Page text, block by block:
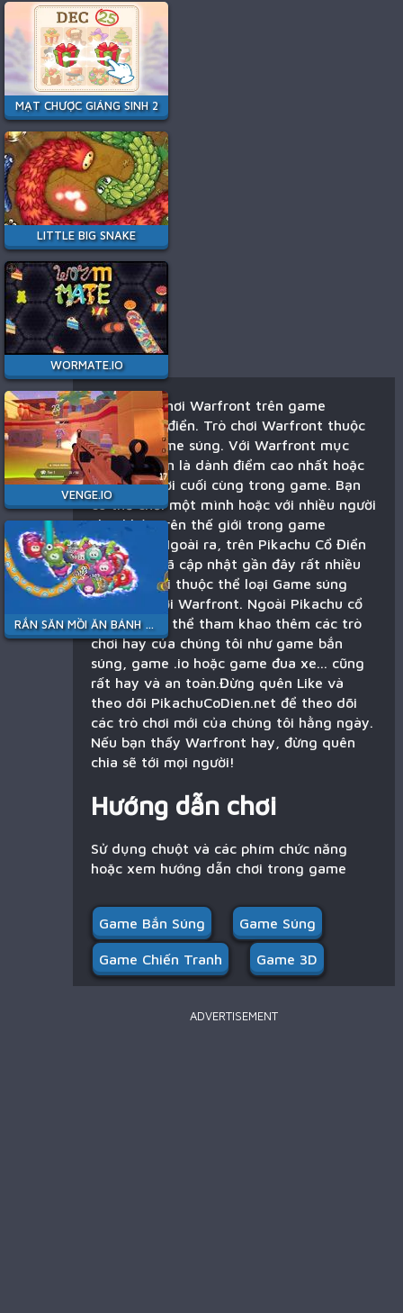
MẠT CHƯỢC GIÁNG SINH 2
LITTLE BIG SNAKE
WORMATE.IO
VENGE.IO
RẮN SĂN MỒI ĂN BÁNH KẸO
Bạn đang chơi Warfront trên game
Pikachu cổ điển. Trò chơi Warfront thuộc
thể loại Game súng. Với Warfront mục
tiêu của bạn là dành điểm cao nhất hoặc
là người chơi cuối cùng trong game. Bạn
có thể chơi một mình hoặc với nhiều người
chơi khác trên thế giới trong game
Warfront. Ngoài ra, trên Pikachu Cổ Điển
chúng tôi đã cập nhật gần đây rất nhiều
trò chơi mới thuộc thể loại Game súng
tương tự với Warfront. Ngoài Pikachu cổ
điển bạn có thể tham khao thêm các trò
chơi hay của chúng tôi như game bắn
súng, game .io hoặc game đua xe... cũng
rất hay và an toàn.Đừng quên Like và
theo dõi PikachuCoDien.net để theo dõi
các trò chơi mới của chúng tôi hằng ngày.
Nếu bạn thấy Warfront hay, đừng quên
chia sẽ tới mọi người!
Hướng dẫn chơi
Sử dụng chuột và các phím chức năng
hoặc xem hướng dẫn chơi trong game
Game Bắn Súng Game Súng
Game Chiến Tranh Game 3D
ADVERTISEMENT